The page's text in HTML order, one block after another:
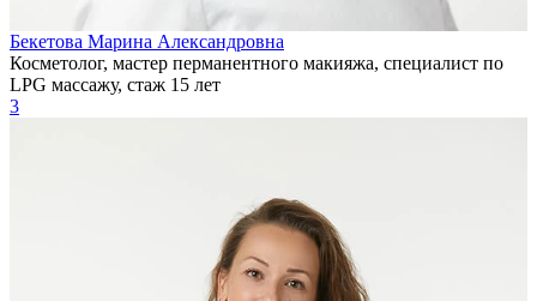
Бекетова Марина Александровна
Косметолог, мастер перманентного макияжа, специалист по
LPG массажу, стаж 15 лет
3